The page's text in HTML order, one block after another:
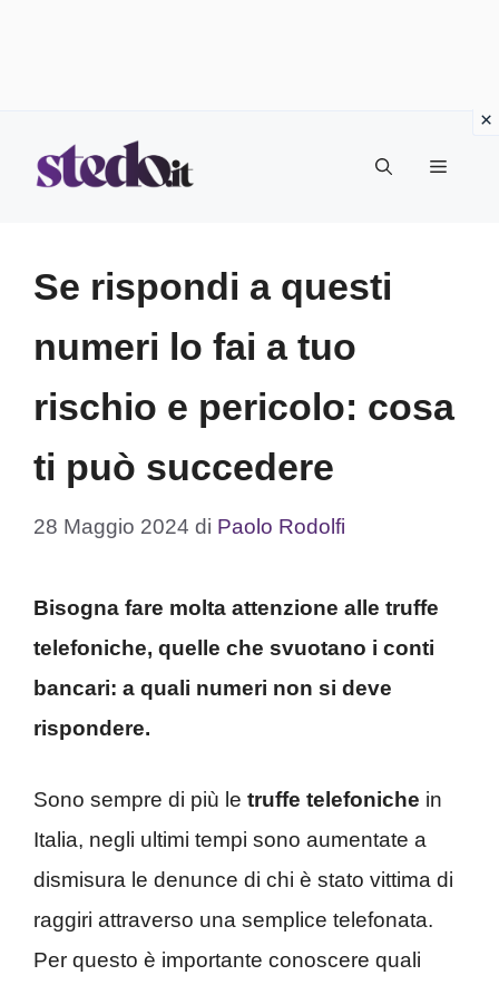
Menu
Se rispondi a questi
numeri lo fai a tuo
rischio e pericolo: cosa
ti può succedere
28 Maggio 2024 di Paolo Rodolfi
Bisogna fare molta attenzione alle truffe
telefoniche, quelle che svuotano i conti
bancari: a quali numeri non si deve
rispondere.
Sono sempre di più le truffe telefoniche in
Italia, negli ultimi tempi sono aumentate a
dismisura le denunce di chi è stato vittima di
raggiri attraverso una semplice telefonata.
Per questo è importante conoscere quali